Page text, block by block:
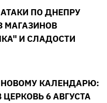
ПО ДНЕПРУ
МАГАЗИНОВ
И СЛАДОСТИ
КАЛЕНДАРЮ:
6 АВГУСТА